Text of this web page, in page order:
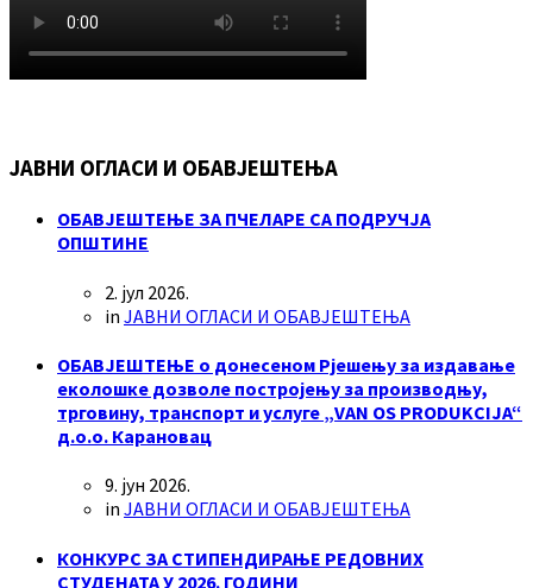
ЈАВНИ ОГЛАСИ И ОБАВЈЕШТЕЊА
ОБАВЈЕШТЕЊЕ ЗА ПЧЕЛАРЕ СА ПОДРУЧЈА
ОПШТИНЕ
2. јул 2026.
in ЈАВНИ ОГЛАСИ И ОБАВЈЕШТЕЊА
ОБАВЈЕШТЕЊЕ о донесеном Рјешењу за издавање
еколошке дозволе постројењу за производњу,
трговину, транспорт и услуге „VAN OS PRODUKCIJA“
д.о.о. Карановац
9. јун 2026.
in ЈАВНИ ОГЛАСИ И ОБАВЈЕШТЕЊА
КОНКУРС ЗА СТИПЕНДИРАЊЕ РЕДОВНИХ
СТУДЕНАТА У 2026. ГОДИНИ